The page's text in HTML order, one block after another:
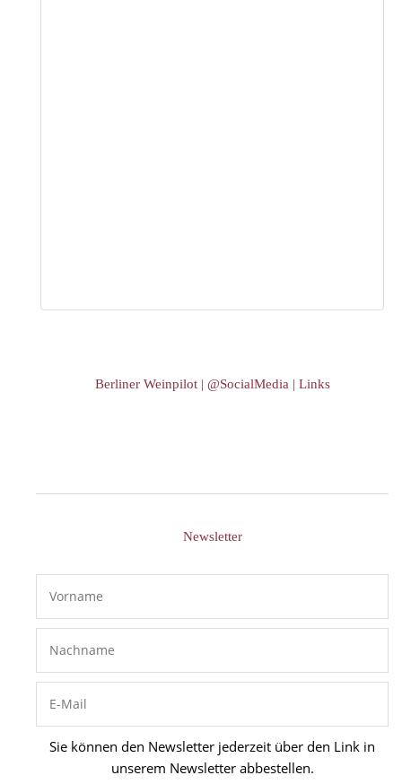
Berliner Weinpilot | @SocialMedia | Links
Newsletter
Sie können den Newsletter jederzeit über den Link in
unserem Newsletter abbestellen.